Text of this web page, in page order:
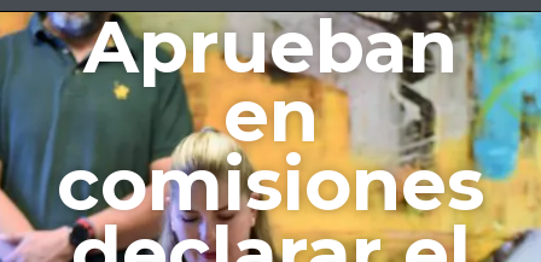
Aprueban
en
comisiones